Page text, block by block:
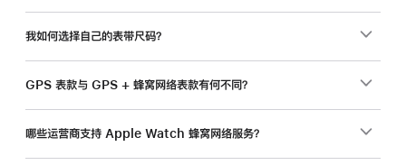
我如何选择自己的表带尺码？
GPS 表款与 GPS + 蜂窝网络表款有何不同？
哪些运营商支持 Apple Watch 蜂窝网络服务？